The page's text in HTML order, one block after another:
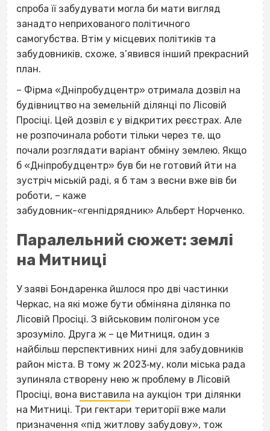
спроба її забудувати могла би мати вигляд
занадто неприхованого політичного
самогубства. Втім у місцевих політиків та
забудовників, схоже, з’явився інший прекрасний
план.
– Фірма «Дніпробудцентр» отримала дозвіл на
будівництво на земельній ділянці по Лісовій
Просіці. Цей дозвіл є у відкритих реєстрах. Але
не розпочинала роботи тільки через те, що
почали розглядати варіант обміну землею. Якщо
б «Дніпробудцентр» був би не готовий йти на
зустріч міській раді, я б там з весни вже вів би
роботи, – каже
забудовник-«генпідрядник» Альберт Норченко.
Паралельний сюжет: землі
на Митниці
У заяві Бондаренка йшлося про дві частинки
Черкас, на які може бути обміняна ділянка по
Лісовій Просіці. З військовим полігоном усе
зрозуміло. Друга ж – це Митниця, один з
найбільш перспективних нині для забудовників
район міста. В тому ж 2023‐му, коли міська рада
зупиняла створену нею ж проблему в Лісовій
Просіці, вона виставила на аукціон три ділянки
на Митниці. Три гектари території вже мали
призначення «під житлову забудову», тож